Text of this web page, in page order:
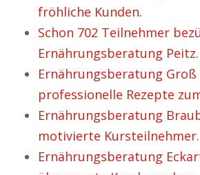
fröhliche Kunden.
Schon 702 Teilnehmer
Ernährungsberatung Peitz.
Ernährungsberatung Groß
professionelle Rezepte
Ernährungsberatung
motivierte Kursteilnehmer.
Ernährungsberatung